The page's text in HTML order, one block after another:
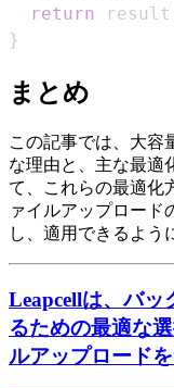
return
result
}
まとめ
この記事では、大容
な理由と、主な最適
て、これらの最適化
ァイルアップロード
し、適用できるよう
Leapcellは、バッ
るための最適な
ルアップロード